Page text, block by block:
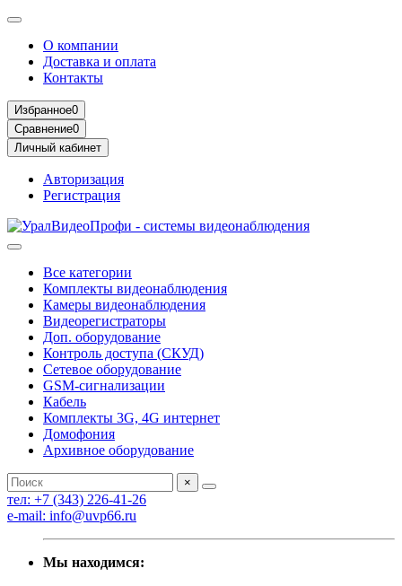
О компании
Доставка и оплата
Контакты
Избранное0
Сравнение0
Личный кабинет
Авторизация
Регистрация
Все категории
Комплекты видеонаблюдения
Камеры видеонаблюдения
Видеорегистраторы
Доп. оборудование
Контроль доступа (СКУД)
Сетевое оборудование
GSM-сигнализации
Кабель
Комплекты 3G, 4G интернет
Домофония
Архивное оборудование
×
тел: +7 (343) 226-41-26
e-mail: info@uvp66.ru
Мы находимся: